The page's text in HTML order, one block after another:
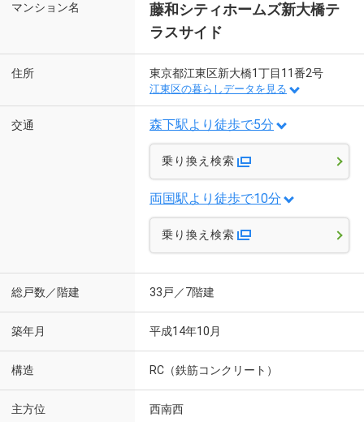
マンション名
藤和シティホームズ新大橋テ
ラスサイド
住所 東京都江東区新大橋1丁目11番2号
江東区の暮らしデータを見る
交通 森下駅より徒歩で5分
乗り換え検索
両国駅より徒歩で10分
乗り換え検索
総戸数／階建 33戸／7階建
築年月 平成14年10月
構造 RC（鉄筋コンクリート）
主方位 西南西